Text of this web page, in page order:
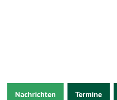
Nachrichten Termine